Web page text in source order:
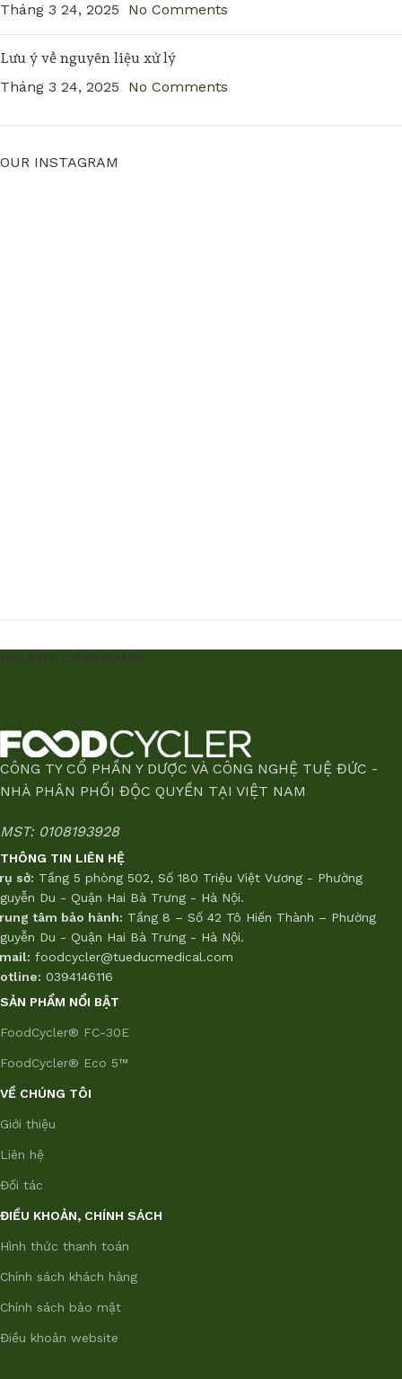
Tháng 3 24, 2025
No Comments
Lưu ý về nguyên liệu xử lý
Tháng 3 24, 2025
No Comments
OUR INSTAGRAM
RECENT COMMENTS
CÔNG TY CỔ PHẦN Y DƯỢC VÀ CÔNG NGHỆ TUỆ ĐỨC -
NHÀ PHÂN PHỐI ĐỘC QUYỀN TẠI VIỆT NAM
MST: 0108193928
THÔNG TIN LIÊN HỆ
sở: Tầng 5 phòng 502, Số 180 Triệu Việt Vương - Phường
Du - Quận Hai Bà Trưng - Hà Nội.
tâm bảo hành: Tầng 8 – Số 42 Tô Hiến Thành – Phường
Du - Quận Hai Bà Trưng - Hà Nội.
foodcycler@tueducmedical.com
0394146116
SẢN PHẨM NỔI BẬT
FoodCycler® FC-30E
FoodCycler® Eco 5™
VỀ CHÚNG TÔI
Giới thiệu
Liên hệ
Đối tác
ĐIỀU KHOẢN, CHÍNH SÁCH
Hình thức thanh toán
Chính sách khách hàng
Chính sách bảo mật
Điều khoản website